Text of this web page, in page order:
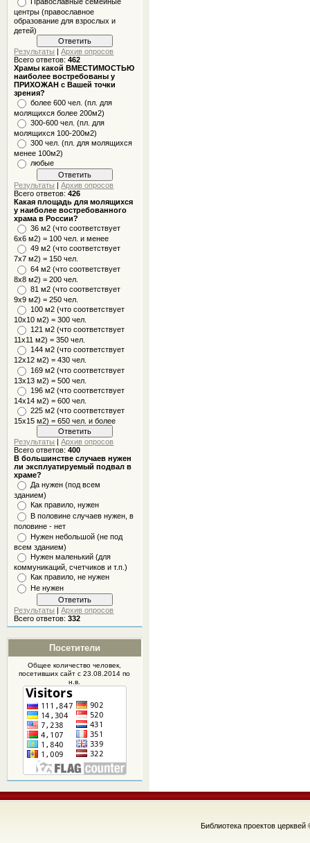
центры (православное
образование для взрослых и
детей)
Результаты |Архив опросов
Всего ответов:462
Храмы какой ВМЕСТИМОСТЬЮ
наиболее востребованы у
ПРИХОЖАН с Вашей точки
зрения?
более 600 чел. (пл. для
молящихся более 200м2)
300-600 чел. (пл. для
молящихся 100-200м2)
300 чел. (пл. для молящихся
менее 100м2)
любые
Результаты |Архив опросов
Всего ответов:426
Какая площадь для молящихся
у наиболее востребованного
храма в России?
36 м2 (что соответствует
6x6 м2) = 100 чел. и менее
49 м2 (что соответствует
7x7 м2) = 150 чел.
64 м2 (что соответствует
8x8 м2) = 200 чел.
81 м2 (что соответствует
9х9 м2) = 250 чел.
100 м2 (что соответствует
10x10 м2) = 300 чел.
121 м2 (что соответствует
11х11 м2) = 350 чел.
144 м2 (что соответствует
12х12 м2) = 430 чел.
169 м2 (что соответствует
13х13 м2) = 500 чел.
196 м2 (что соответствует
14х14 м2) = 600 чел.
225 м2 (что соответствует
15х15 м2) = 650 чел. и более
Результаты |Архив опросов
Всего ответов:400
В большинстве случаев нужен
ли эксплуатируемый подвал в
храме?
Да нужен (под всем
зданием)
Как правило, нужен
В половине случаев нужен, в
половине - нет
Нужен небольшой (не под
всем зданием)
Нужен маленький (для
коммуникаций, счетчиков и т.п.)
Как правило, не нужен
Не нужен
Результаты |Архив опросов
Всего ответов:332
Посетители
Общее количество человек,
посетившихсайтс 23.08.2014 по
н.в.
Библиотека проектов церквей